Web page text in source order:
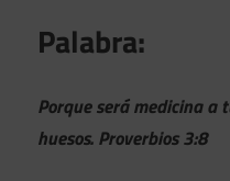
Palabra:
Porque será medicina a
huesos. Proverbios 3:8